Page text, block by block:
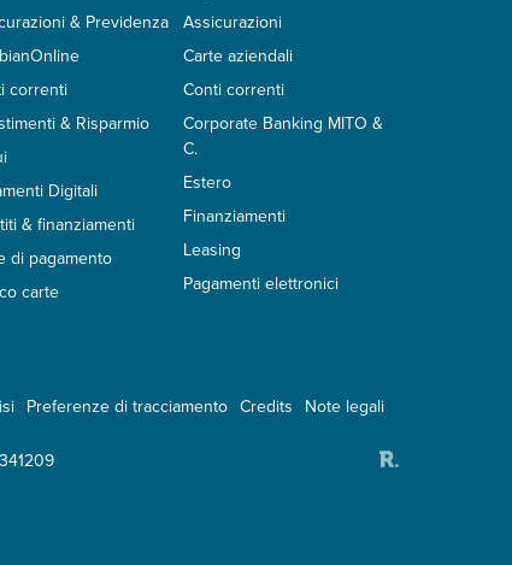
& Previdenza
correnti
& Risparmio
Digitali
& finanziamenti
di pagamento
carte
Assicurazioni
Carte aziendali
Conti correnti
Corporate Banking MITO &
C.
Estero
Finanziamenti
Leasing
Pagamenti elettronici
Preferenze di tracciamento Credits Note legali